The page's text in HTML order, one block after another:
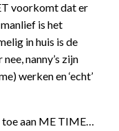
voorkomt dat er
is het
in huis is de
nanny’s zijn
werken en ‘echt’
toe aan ME TIME…